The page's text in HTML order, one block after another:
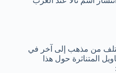
من مذهب إلى آخر في
المتناثرة حول هذا